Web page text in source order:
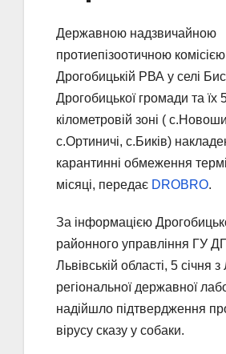
Державною надзвичайною
протиепізоотичною
Дрогобицькій РВА у селі
Дрогобицької громади та їх
кілометровій зоні (
с.Ортиничі, с.Биків)
карантинні обмеження
місяці, передає DROBRO.
За інформацією
районного управління ГУ
Львівській області, 5 січня з
регіональної державної
надійшло підтвердження
вірусу сказу у собаки.